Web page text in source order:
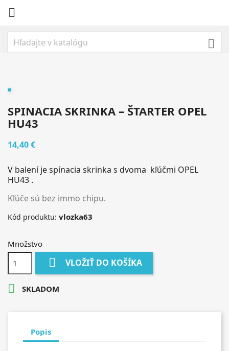


SPINACIA SKRINKA – ŠTARTER OPEL
HU43
14,40 €
V balení je spínacia skrinka s dvoma kľúčmi OPEL
HU43 .
Kľúče sú bez immo chipu.
Kód produktu: vlozka63
Množstvo
 VLOŽIŤ DO KOŠÍKA
 SKLADOM
Popis